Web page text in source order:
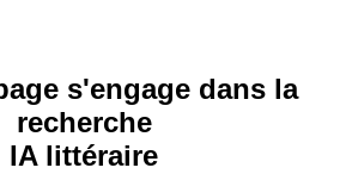
s'engage dans la
recherche
IA littéraire